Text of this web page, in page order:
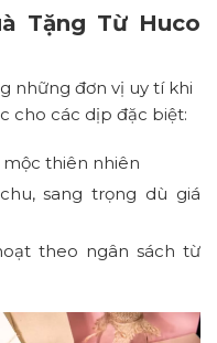
Tặng Từ Huco
những đơn vị uy tí khi
cho các dịp đặc biệt:
mộc thiên nhiên
sang trọng dù giá
theo ngân sách từ